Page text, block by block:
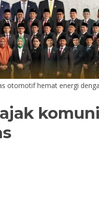
otomotif hemat energi